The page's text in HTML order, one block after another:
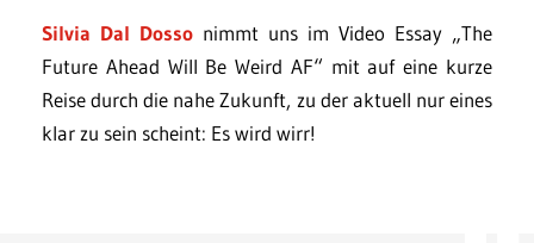
Silvia Dal Dosso nimmt uns im Video Essay „The
Future Ahead Will Be Weird AF“ mit auf eine kurze
Reise durch die nahe Zukunft, zu der aktuell nur eines
klar zu sein scheint: Es wird wirr!